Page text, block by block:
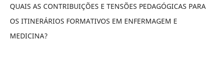
QUAIS AS CONTRIBUIÇÕES E TENSÕES PEDAGÓGICAS PARA
OS ITINERÁRIOS FORMATIVOS EM ENFERMAGEM E
MEDICINA?